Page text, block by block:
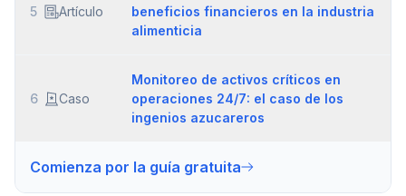
5 Artículo
beneficios financieros en la industria
alimenticia
6 Caso
Monitoreo de activos críticos en
operaciones 24/7: el caso de los
ingenios azucareros
Comienza por la guía gratuita